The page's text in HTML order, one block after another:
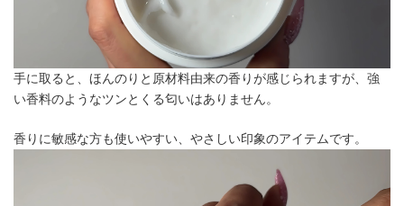
手に取ると、ほんのりと原材料由来の香りが感じられますが、強
い香料のようなツンとくる匂いはありません。
香りに敏感な方も使いやすい、やさしい印象のアイテムです。